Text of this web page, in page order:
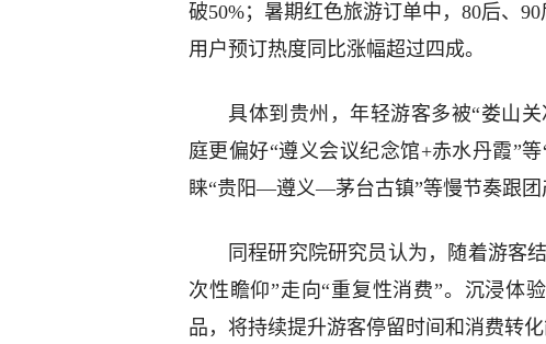
破50%；暑期红色旅游订单中，80后、
用户预订热度同比涨幅超过四成。
具体到贵州，年轻游客多被“娄山
庭更偏好“遵义会议纪念馆+赤水丹霞”
睐“贵阳—遵义—茅台古镇”等慢节奏跟团
同程研究院研究员认为，随着游客
次性瞻仰”走向“重复性消费”。沉浸体
品，将持续提升游客停留时间和消费转化